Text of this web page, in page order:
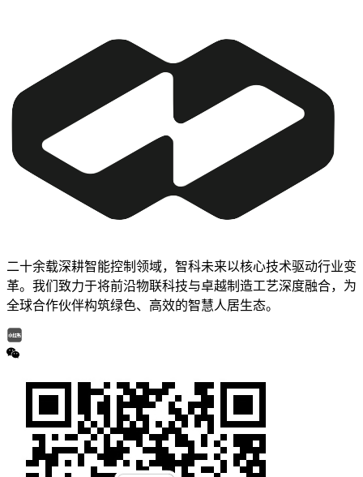
二十余载深耕智能控制领域，智科未来以核心技术驱动行业变
革。我们致力于将前沿物联科技与卓越制造工艺深度融合，为
全球合作伙伴构筑绿色、高效的智慧人居生态。